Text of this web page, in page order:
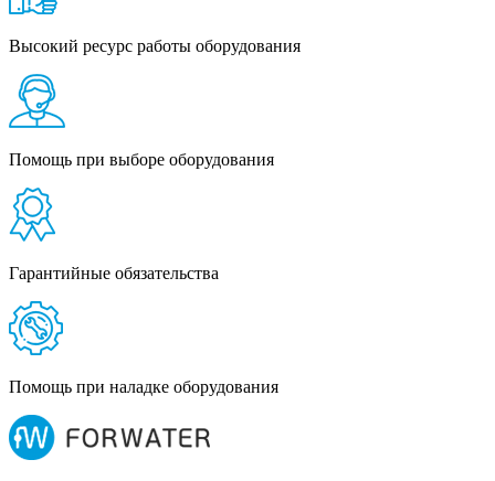
Высокий ресурс работы оборудования
Помощь при выборе оборудования
Гарантийные обязательства
Помощь при наладке оборудования